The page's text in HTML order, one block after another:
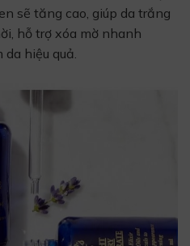
sẽ tăng cao, giúp da trắng
hỗ trợ xóa mờ nhanh
hiệu quả.